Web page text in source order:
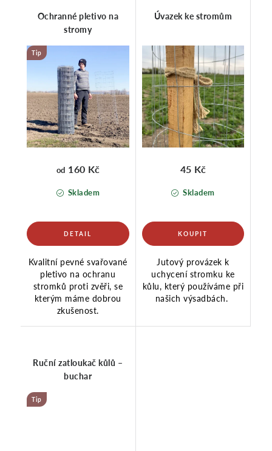
Ochranné pletivo na
stromy
Tip
Skladem
od 160 Kč
Kvalitní pevné svařované
pletivo na ochranu
stromků proti zvěři, se
kterým máme dobrou
zkušenost.
Úvazek ke stromům
Skladem
45 Kč
Jutový provázek k
uchycení stromku ke
kůlu, který používáme při
našich výsadbách.
Ruční zatloukač kůlů –
buchar
Tip